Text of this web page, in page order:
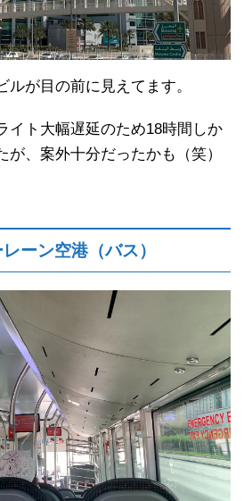
ルが目の前に見えてます。
イト大幅遅延のため18時間しか
が、案外十分だったかも（笑）
ーン空港（バス）